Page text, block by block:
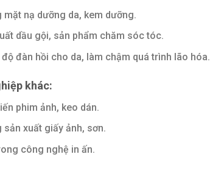
mặt nạ dưỡng da, kem dưỡng.
dầu gội, sản phẩm chăm sóc tóc.
đàn hồi cho da, làm chậm quá trình lão hóa.
khác:
phim ảnh, keo dán.
xuất giấy ảnh, sơn.
công nghệ in ấn.